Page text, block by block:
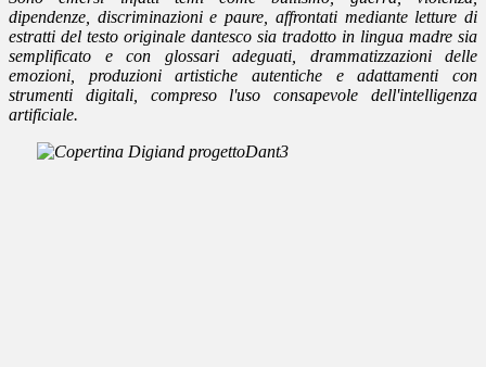
dipendenze, discriminazioni e paure, affrontati mediante letture di
estratti del testo originale dantesco sia tradotto in lingua madre sia
semplificato e con glossari adeguati, drammatizzazioni delle
emozioni, produzioni artistiche autentiche e adattamenti con
strumenti digitali, compreso l'uso consapevole dell'intelligenza
artificiale.